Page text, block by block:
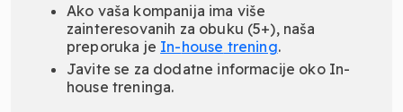
Ako vaša kompanija ima više
zainteresovanih za obuku (5+), naša
preporuka je In-house trening.
Javite se za dodatne informacije oko In-
house treninga.